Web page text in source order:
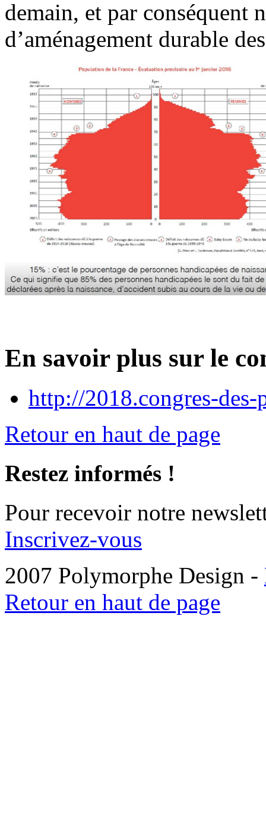
demain, et par conséquent
d’aménagement durable
En savoir plus sur le
http://2018.congres-des-
Retour en haut de page
Restez informés !
Pour recevoir notre
Inscrivez-vous
2007 Polymorphe Design -
Retour en haut de page